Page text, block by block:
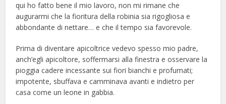
qui ho fatto bene il mio lavoro, non mi rimane che
augurarmi che la fioritura della robinia sia rigogliosa e
abbondante di nettare… e che il tempo sia favorevole.
Prima di diventare apicoltrice vedevo spesso mio padre,
anch’egli apicoltore, soffermarsi alla finestra e osservare la
pioggia cadere incessante sui fiori bianchi e profumati;
impotente, sbuffava e camminava avanti e indietro per
casa come un leone in gabbia.